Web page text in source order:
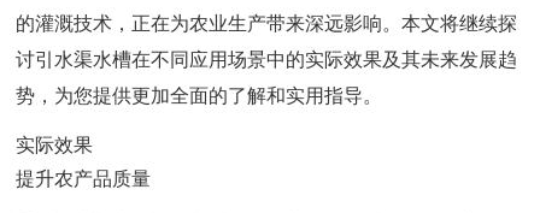
的灌溉技术，正在为农业生产带来深远影响。本文将继续探
讨引水渠水槽在不同应用场景中的实际效果及其未来发展趋
势，为您提供更加全面的了解和实用指导。
实际效果
提升农产品质量